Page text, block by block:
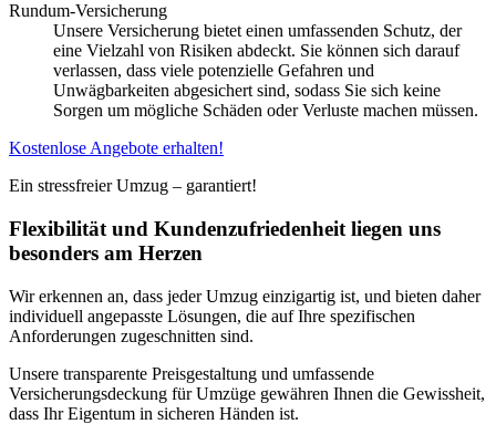
Rundum-Versicherung
Unsere Versicherung bietet einen umfassenden Schutz, der
eine Vielzahl von Risiken abdeckt. Sie können sich darauf
verlassen, dass viele potenzielle Gefahren und
Unwägbarkeiten abgesichert sind, sodass Sie sich keine
Sorgen um mögliche Schäden oder Verluste machen müssen.
Kostenlose Angebote erhalten!
Ein stressfreier Umzug – garantiert!
Flexibilität und Kundenzufriedenheit liegen uns
besonders am Herzen
Wir erkennen an, dass jeder Umzug einzigartig ist, und bieten daher
individuell angepasste Lösungen, die auf Ihre spezifischen
Anforderungen zugeschnitten sind.
Unsere transparente Preisgestaltung und umfassende
Versicherungsdeckung für Umzüge gewähren Ihnen die Gewissheit,
dass Ihr Eigentum in sicheren Händen ist.